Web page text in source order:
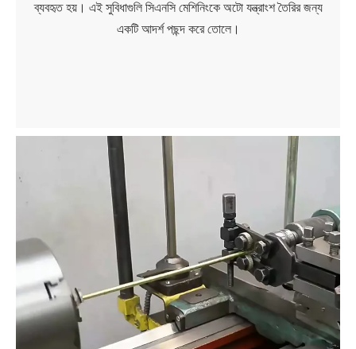
ব্যবহৃত হয়। এই সুবিধাগুলি সিএনসি মেশিনিংকে অটো যন্ত্রাংশ তৈরির জন্য
একটি আদর্শ পছন্দ করে তোলে।